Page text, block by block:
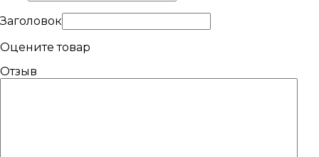
Заголовок
Оцените товар
Отзыв